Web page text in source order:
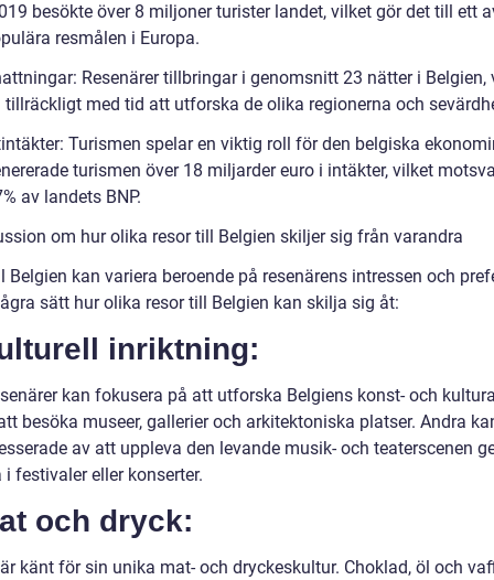
besökte över 8 miljoner turister landet, vilket gör det till ett
resmålen i Europa.
Resenärer tillbringar i genomsnitt 23 nätter i Belgien,
tillräckligt med tid att utforska de olika regionerna och
Turismen spelar en viktig roll för den belgiska
turismen över 18 miljarder euro i intäkter, vilket
av landets BNP.
om hur olika resor till Belgien skiljer sig från varandra
Belgien kan variera beroende på resenärens intressen och
sätt hur olika resor till Belgien kan skilja sig åt:
inriktning:
kan fokusera på att utforska Belgiens konst- och
besöka museer, gallerier och arkitektoniska platser. Andra
av att uppleva den levande musik- och teaterscenen
festivaler eller konserter.
och dryck:
känt för sin unika mat- och dryckeskultur. Choklad, öl och